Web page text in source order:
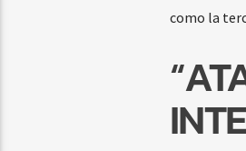
como la